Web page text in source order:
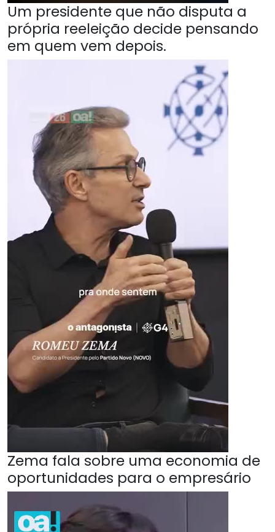
Um presidente que não disputa a
própria reeleição decide pensando
em quem vem depois.
Zema fala sobre uma economia de
oportunidades para o empresário